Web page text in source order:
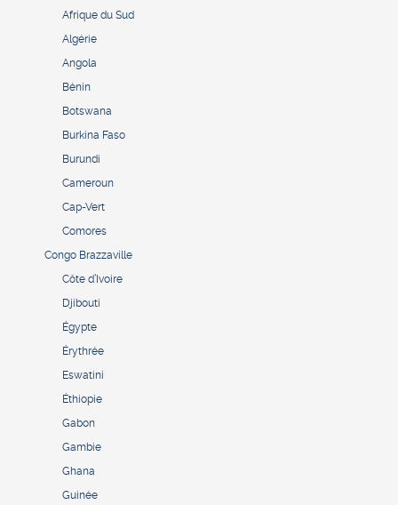
Afrique du Sud
Algérie
Angola
Bénin
Botswana
Burkina Faso
Burundi
Cameroun
Cap-Vert
Comores
Congo Brazzaville
Côte d’Ivoire
Djibouti
Égypte
Érythrée
Eswatini
Éthiopie
Gabon
Gambie
Ghana
Guinée